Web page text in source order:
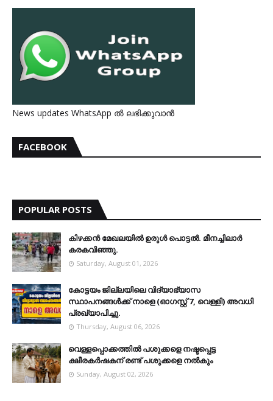
News updates WhatsApp ൽ ലഭിക്കുവാൻ
FACEBOOK
POPULAR POSTS
കിഴക്കന്‍ മേഖലയില്‍ ഉരുള്‍ പൊട്ടല്‍. മീനച്ചിലാര്‍
കരകവിഞ്ഞു.
Saturday, August 01, 2026
കോട്ടയം ജില്ലയിലെ വിദ്യാഭ്യാസ
സ്ഥാപനങ്ങള്‍ക്ക് നാളെ (ഓഗസ്റ്റ് 7, വെള്ളി) അവധി
പ്രഖ്യാപിച്ചു.
Thursday, August 06, 2026
വെള്ളപ്പൊക്കത്തില്‍ പശുക്കളെ നഷ്ടപ്പെട്ട
ക്ഷീരകര്‍ഷകന് രണ്ട് പശുക്കളെ നല്‍കും
Sunday, August 02, 2026